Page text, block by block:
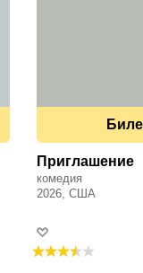
Приглашение
комедия
2026, США